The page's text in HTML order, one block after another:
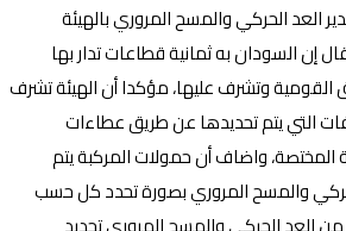
العد الحركي والمسح المروري بالهيئة
إن السودان به ثمانية قطاعات تدار بها
وتشرف عليها، مؤكدا أن الهيئة تشرف
التي يتم تحديدها عن طريق عطاءات
واضاف أن حمولات المركبة يتم
والمسح المروري بصورة تحدد كل حسب